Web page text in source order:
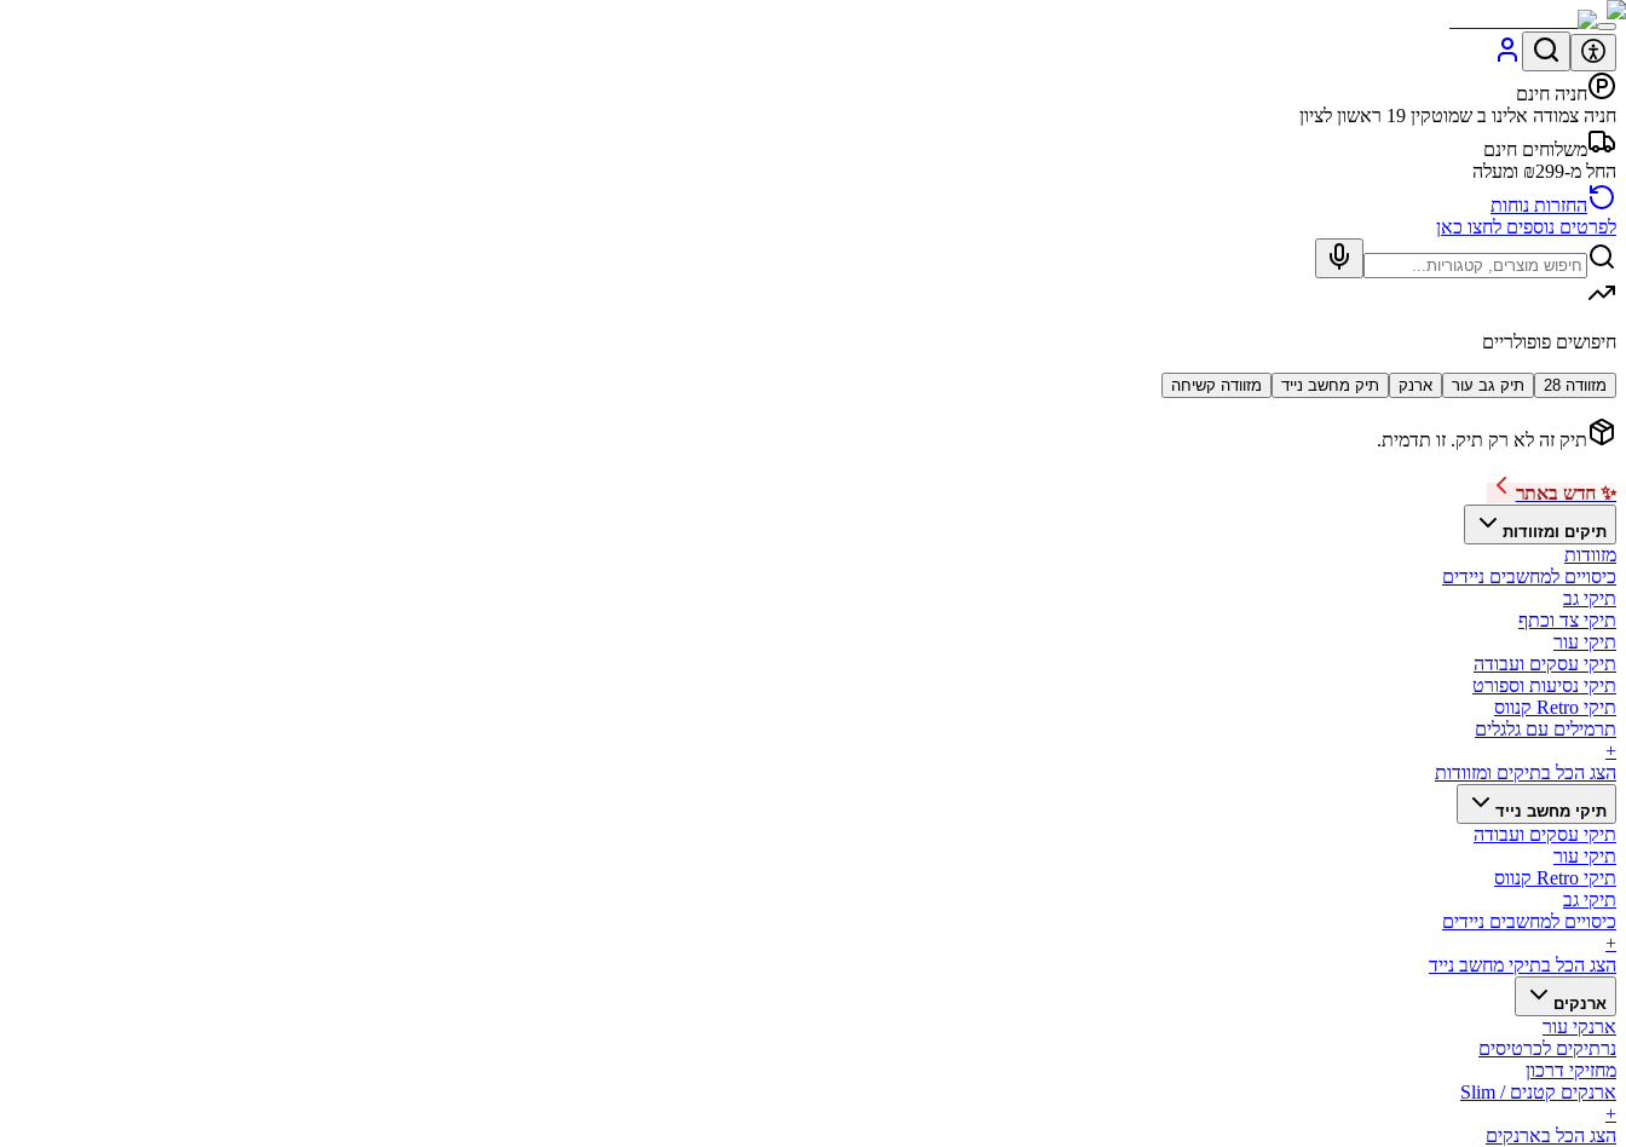
חניה חינם
חניה צמודה אלינו ב שמוטקין 19 ראשון לציון
משלוחים חינם
החל מ-₪299 ומעלה
החזרות נוחות
לפרטים נוספים לחצו כאן
חיפושים פופולריים
מזוודה 28 תיק גב עור ארנק תיק מחשב נייד מזוודה קשיחה
תיק זה לא רק תיק. זו תדמית.
✨ חדש באתר
תיקים ומזוודות
מזוודות
כיסויים למחשבים ניידים
תיקי גב
תיקי צד וכתף
תיקי עור
תיקי עסקים ועבודה
תיקי נסיעות וספורט
תיקי Retro קנווס
תרמילים עם גלגלים
+
הצג הכל בתיקים ומזוודות
תיקי מחשב נייד
תיקי עסקים ועבודה
תיקי עור
תיקי Retro קנווס
תיקי גב
כיסויים למחשבים ניידים
+
הצג הכל בתיקי מחשב נייד
ארנקים
ארנקי עור
נרתיקים לכרטיסים
מחזיקי דרכון
ארנקים קטנים / Slim
+
הצג הכל בארנקים